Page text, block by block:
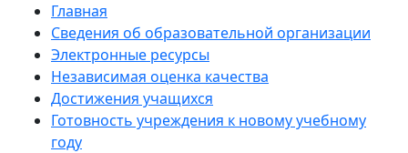
Главная
Сведения об образовательной организации
Электронные ресурсы
Независимая оценка качества
Достижения учащихся
Готовность учреждения к новому учебному
году